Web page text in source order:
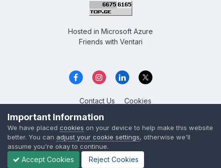
Hosted in Microsoft Azure
Friends with Ventari
Contact Us Cookies
Overclockers GE
Powered by Invision Community
Important Information
We have placed cookies on your device to help make this website
better. You can adjust your cookie settings, otherwise we'll
assume you're okay to continue.
Accept Cookies Reject Cookies